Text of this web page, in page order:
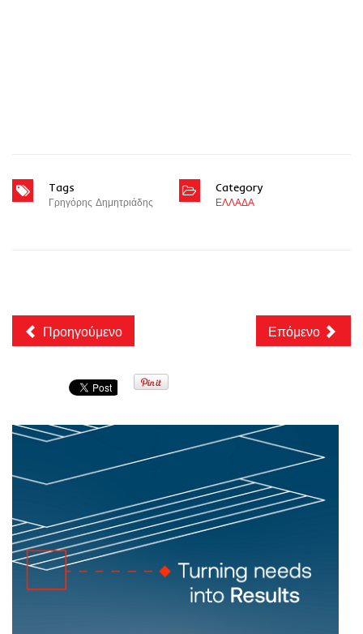
Tags
Γρηγόρης Δημητριάδης
Category
ΕΛΛΑΔΑ
Προηγούμενο Επόμενο